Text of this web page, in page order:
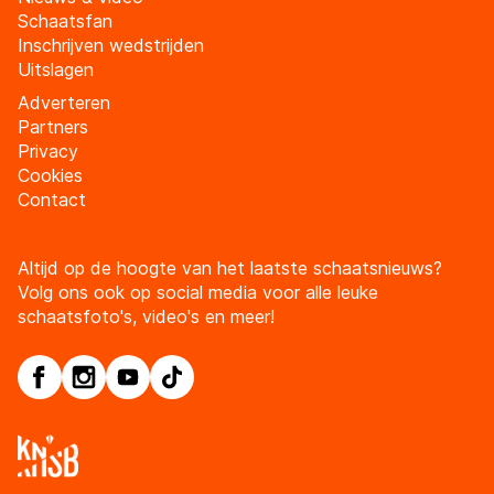
Schaatsfan
Inschrijven wedstrijden
Uitslagen
Adverteren
Partners
Privacy
Cookies
Contact
Altijd op de hoogte van het laatste schaatsnieuws?
Volg ons ook op social media voor alle leuke
schaatsfoto's, video's en meer!